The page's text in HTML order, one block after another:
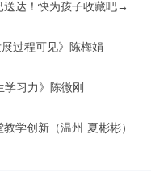
送达！快为孩子收藏吧→
过程可见》陈梅娟
习力》陈微刚
学创新（温州·夏彬彬）